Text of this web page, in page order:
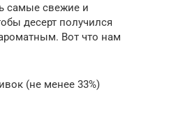
самые свежие и
десерт получился
Вот что нам
(не менее 33%)